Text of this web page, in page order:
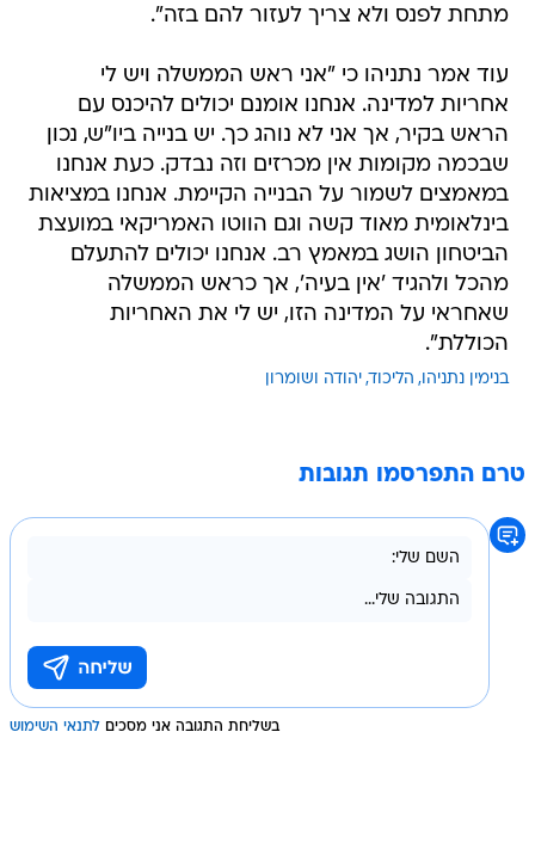
מתחת לפנס ולא צריך לעזור להם בזה".
עוד אמר נתניהו כי "אני ראש הממשלה ויש לי
אחריות למדינה. אנחנו אומנם יכולים להיכנס עם
הראש בקיר, אך אני לא נוהג כך. יש בנייה ביו"ש, נכון
שבכמה מקומות אין מכרזים וזה נבדק. כעת אנחנו
במאמצים לשמור על הבנייה הקיימת. אנחנו במציאות
בינלאומית מאוד קשה וגם הווטו האמריקאי במועצת
הביטחון הושג במאמץ רב. אנחנו יכולים להתעלם
מהכל ולהגיד 'אין בעיה', אך כראש הממשלה
שאחראי על המדינה הזו, יש לי את האחריות
הכוללת".
בנימין נתניהו הליכוד יהודה ושומרון
טרם התפרסמו תגובות
בשליחת התגובה אני מסכים לתנאי השימוש